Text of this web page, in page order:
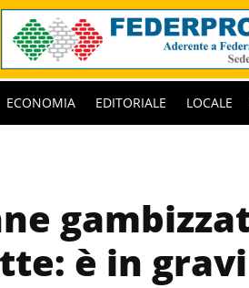
ECONOMIA EDITORIALE LOCALE
è in gravi